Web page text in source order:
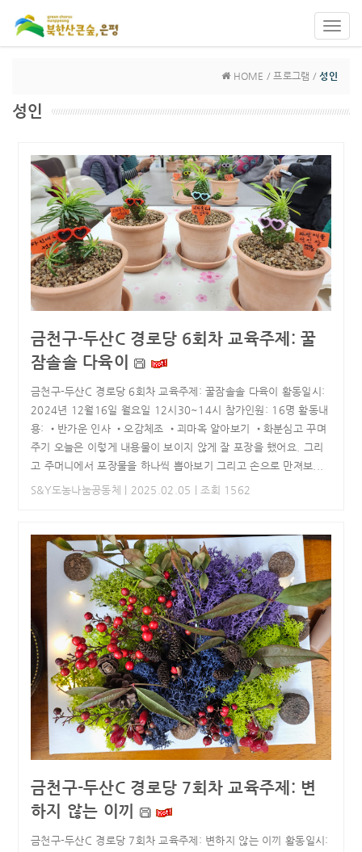
HOME / 프로그램 /성인
성인
금천구-두산C 경로당 6회차 교육주제: 꿀
잠솔솔 다육이
금천구-두산C 경로당 6회차 교육주제: 꿀잠솔솔 다육이 활동일시:
2024년 12월16일 월요일 12시30~14시 참가인원: 16명 활동내
용: •반가운 인사 •오감체조 •괴마옥 알아보기 •화분심고 꾸며
주기 오늘은 이렇게 내용물이 보이지 않게 잘 포장을 했어요. 그리
고 주머니에서 포장물을 하나씩 뽑아보기 그리고 손으로 만져보...
S&Y도농나눔공동체
| 2025.02.05 | 조회 1562
금천구-두산C 경로당 7회차 교육주제: 변
하지 않는 이끼
금천구-두산C 경로당 7회차 교육주제: 변하지 않는 이끼 활동일시: